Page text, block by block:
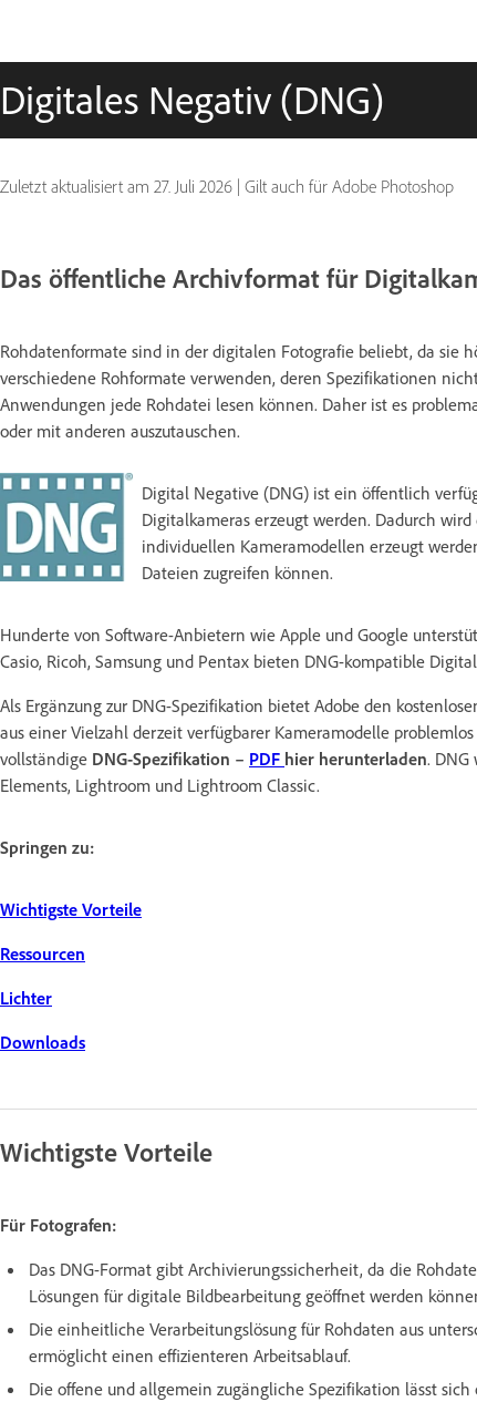
Digitales Negativ (DNG)
Zuletzt aktualisiert am 27. Juli 2026 | Gilt auch für Adobe Photoshop
Das öffentliche Archivformat für
Rohdatenformate sind in der digitalen Fotografie beliebt, da sie
verschiedene Rohformate verwenden, deren Spezifikationen
Anwendungen jede Rohdatei lesen können. Daher ist es
oder mit anderen auszutauschen.
Digital Negative (DNG) ist ein öffentlich
Digitalkameras erzeugt werden. Dadurch
individuellen Kameramodellen erzeugt
Dateien zugreifen können.
Hunderte von Software-Anbietern wie Apple und Google
Casio, Ricoh, Samsung und Pentax bieten DNG-kompatible
Als Ergänzung zur DNG-Spezifikation bietet Adobe den
aus einer Vielzahl derzeit verfügbarer Kameramodelle
vollständige DNG-Spezifikation – PDF hier herunterladen. DNG
Elements, Lightroom und Lightroom Classic.
Springen zu:
Wichtigste Vorteile
Ressourcen
Lichter
Downloads
Wichtigste Vorteile
Für Fotografen:
Das DNG-Format gibt Archivierungssicherheit, da die
Lösungen für digitale Bildbearbeitung geöffnet werden
Die einheitliche Verarbeitungslösung für Rohdaten aus
ermöglicht einen effizienteren Arbeitsablauf.
Die offene und allgemein zugängliche Spezifikation lässt